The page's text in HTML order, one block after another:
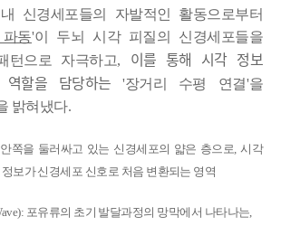
내 신경세포들의 자발적인 활동으로부터
동'이 두뇌 시각 피질의 신경세포들을
턴으로 자극하고, 이를 통해 시각 정보
역할을 담당하는'장거리 수평 연결'을
밝혀냈다.
쪽을 둘러싸고 있는 신경세포의 얇은 층으로 ,시각
보가 신경세포 신호로 처음 변환되는 영역
포유류의 초기 발달과정의 망막에서 나타나는